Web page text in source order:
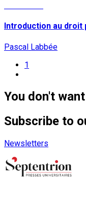
Introduction au droit
Pascal Labbée
1
You don't
Subscribe to
Newsletters